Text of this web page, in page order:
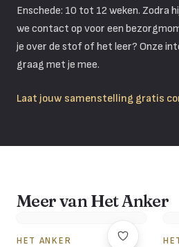
Enschede: 10 tot 12 weken. Zodra
we contact op voor een
je over de stof of het leer? Onze
graag met je mee.
Laat jouw samenstelling gratis
Meer van Het Anker
HET ANKER